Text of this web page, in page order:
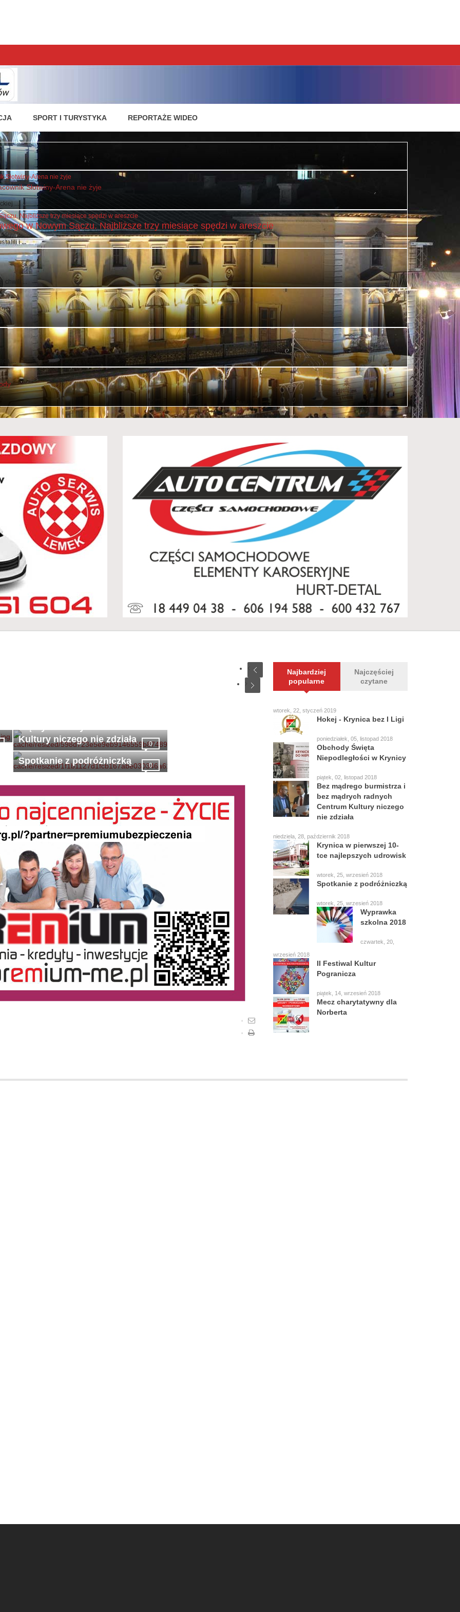
udrowisk
SPORT I TURYSTYKA REPORTAŻE WIDEO
Słotwiny-Arena nie żyje
...
w Nowym Sączu. Najbliższe trzy miesiące spędzi w areszcie
i ...
chwili ...
...
Kultury niczego nie zdziała
0
Spotkanie z podróżniczką 0
Najbardziej
popularne
Najczęściej
czytane
wtorek, 22, styczeń 2019
Hokej - Krynica bez I Ligi
poniedziałek, 05, listopad 2018
Obchody Święta
Niepodległości w Krynicy
piątek, 02, listopad 2018
Bez mądrego burmistrza i
bez mądrych radnych
Centrum Kultury niczego
nie zdziała
niedziela, 28, październik 2018
Krynica w pierwszej 10-
tce najlepszych udrowisk
wtorek, 25, wrzesień 2018
Spotkanie z podróżniczką
wtorek, 25, wrzesień 2018
Wyprawka
szkolna 2018
czwartek, 20,
wrzesień 2018
II Festiwal Kultur
Pogranicza
piątek, 14, wrzesień 2018
Mecz charytatywny dla
Norberta